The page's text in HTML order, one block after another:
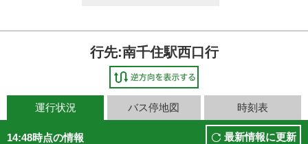
行先:南千住駅西口行
運行状況 バス停地図 時刻表
14:48時点の情報 最新情報に更新